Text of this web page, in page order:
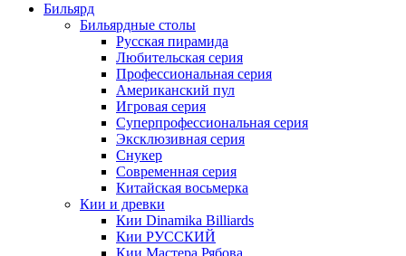
Бильярд
Бильярдные столы
Русская пирамида
Любительская серия
Профессиональная серия
Американский пул
Игровая серия
Суперпрофессиональная серия
Эксклюзивная серия
Снукер
Современная серия
Китайская восьмерка
Кии и древки
Кии Dinamika Billiards
Кии РУССКИЙ